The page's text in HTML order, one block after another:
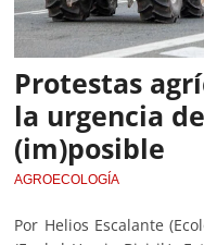
Protestas
la urgencia
(im)posible
AGROECOLOGÍA
Por Helios Escalante